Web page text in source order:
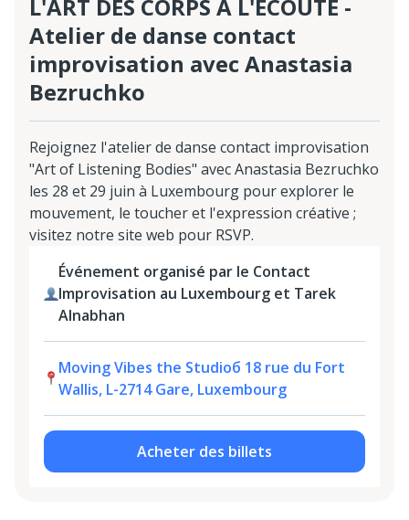
L'ART DES CORPS À L'ÉCOUTE -
Atelier de danse contact
improvisation avec Anastasia
Bezruchko
Rejoignez l'atelier de danse contact improvisation
"Art of Listening Bodies" avec Anastasia Bezruchko
les 28 et 29 juin à Luxembourg pour explorer le
mouvement, le toucher et l'expression créative ;
visitez notre site web pour RSVP.
Événement organisé par le Contact
Improvisation au Luxembourg et Tarek
Alnabhan
Moving Vibes the Studioб 18 rue du Fort
Wallis, L-2714 Gare, Luxembourg
Acheter des billets